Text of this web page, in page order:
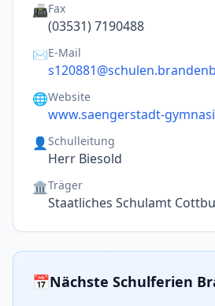
📠Fax
(03531) 7190488
✉️E-Mail
🌐Website
www.saengerstadt-
👤 Schulleitung
Herr Biesold
🏛️Träger
Staatliches Schulamt
📅Nächste Schulferien